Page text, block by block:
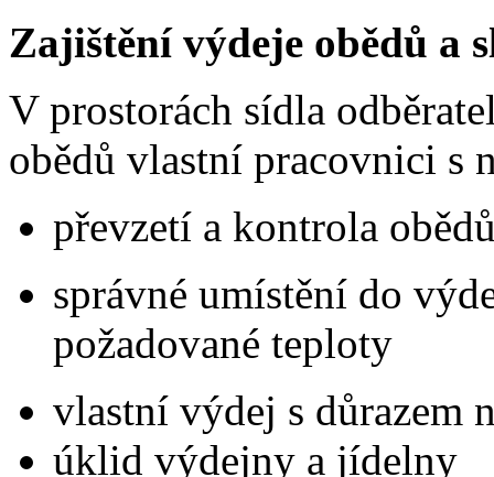
Zajištění výdeje obědů a
V prostorách sídla
obědů vlastní pracovnici s
převzetí a kontrola
správné umístění do
požadované teploty
vlastní výdej s důrazem
úklid výdejny a jídelny